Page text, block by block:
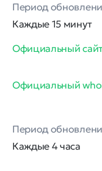
Период
Каждые 15 минут
Официальный
Официальный
Период
Каждые 4 часа